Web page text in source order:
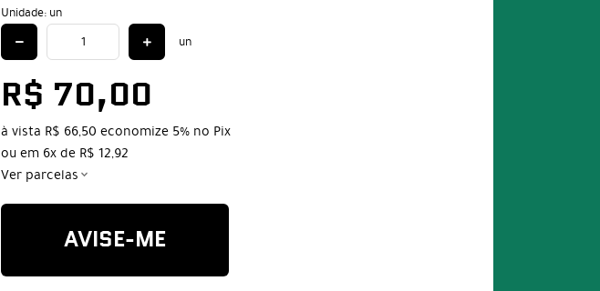
Unidade: un
un
R$ 70,00
à vista R$ 66,50 economize 5% no Pix
ou em 6xde R$ 12,92
Ver parcelas
AVISE-ME